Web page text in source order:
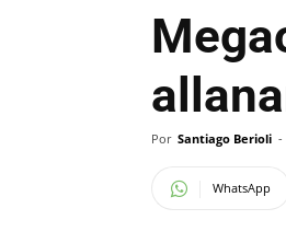
Por Santiago Berioli -
WhatsApp